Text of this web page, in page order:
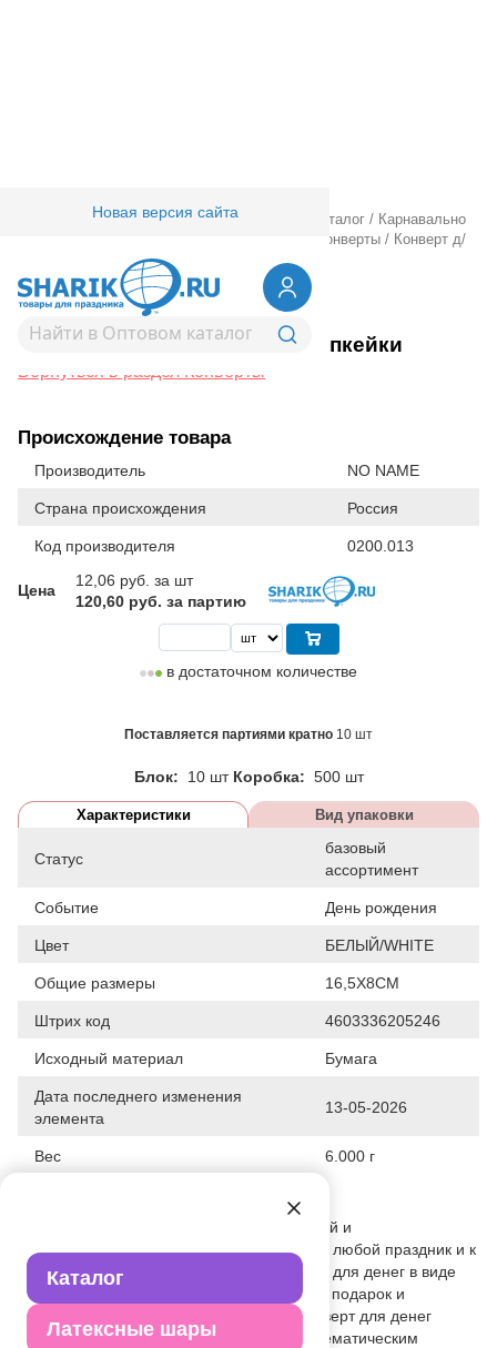
Каталог
Латексные шары
Новая версия сайта
Товары для праздника/ Оптовый каталог / Карнавально
Конверты / Конверт д/
1509-2871Конверт д/денег Капкейки
Вернуться в раздел Конверты
Происхождение товара
Производитель NO NAME
Страна происхождения Россия
Код производителя 0200.013
Цена
12,06 руб. за шт
120,60 руб. за партию
в достаточном количестве
Поставляется партиями кратно 10 шт
Блок: 10 шт Коробка: 500 шт
Характеристики Вид упаковки
Статус
базовый
ассортимент
Событие День рождения
Цвет БЕЛЫЙ/WHITE
Общие размеры 16,5Х8СМ
Штрих код 4603336205246
Исходный материал Бумага
Дата последнего изменения
элемента
13-05-2026
Вес 6.000 г
Деньги — самый нужный, универсальный и
беспроигрышный подарок, уместный на любой праздник и к
любому событию. А красочная упаковка для денег в виде
конверта прекрасно дополнит основной подарок и
поднимет настроение получателю. Конверт для денег
выполнен из плотной бумаги с ярким, тематическим